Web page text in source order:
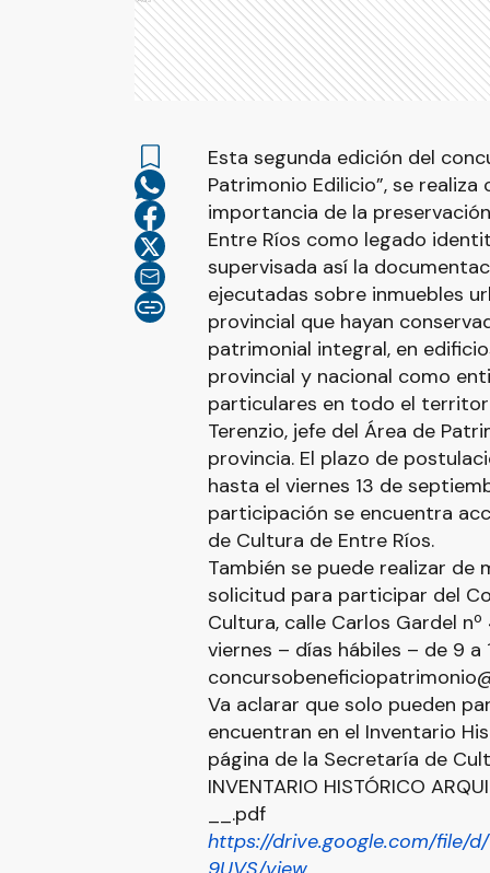
Esta segunda edición del
Patrimonio Edilicio”, se
importancia de la
Entre Ríos como legado
supervisada así la
ejecutadas sobre inmuebles
provincial que hayan
patrimonial integral, en
provincial y nacional como
particulares en todo el
Terenzio, jefe del Área de
provincia. El plazo de
hasta el viernes 13 de
participación se encuentra
de Cultura de Entre Ríos.
También se puede realizar de
solicitud para participar del
Cultura, calle Carlos Gardel nº
viernes – días hábiles – de 9
Va aclarar que solo pueden
encuentran en el Inventario
página de la Secretaría de
INVENTARIO HISTÓRICO
__.pdf
https://drive.google.com/file/